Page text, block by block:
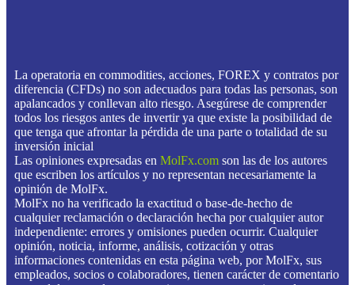
La operatoria en commodities, acciones, FOREX y contratos por
diferencia (CFDs) no son adecuados para todas las personas, son
apalancados y conllevan alto riesgo. Asegúrese de comprender
todos los riesgos antes de invertir ya que existe la posibilidad de
que tenga que afrontar la pérdida de una parte o totalidad de su
inversión inicial
Las opiniones expresadas en MolFx.com son las de los autores
que escriben los artículos y no representan necesariamente la
opinión de MolFx.
MolFx no ha verificado la exactitud o base-de-hecho de
cualquier reclamación o declaración hecha por cualquier autor
independiente: errores y omisiones pueden ocurrir. Cualquier
opinión, noticia, informe, análisis, cotización y otras
informaciones contenidas en esta página web, por MolFx, sus
empleados, socios o colaboradores, tienen carácter de comentario